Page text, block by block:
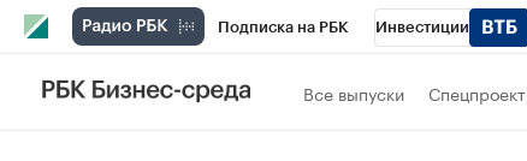
Подписка на РБК Инвестиции
РБК Вино Все выпуски Спецпроект